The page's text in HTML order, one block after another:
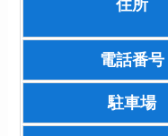
住所
電話番号
駐車場